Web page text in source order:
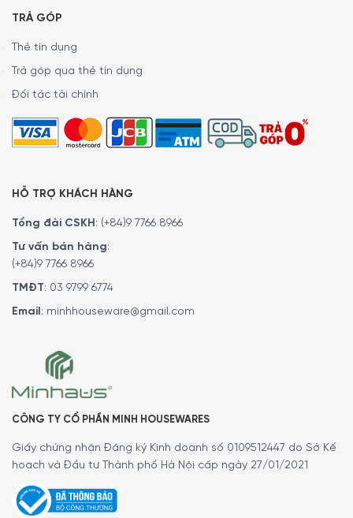
TRẢ GÓP
Thẻ tín dụng
Trả góp qua thẻ tín dụng
Đối tác tài chính
HỖ TRỢ KHÁCH HÀNG
Tổng đài CSKH : (+84)9 7766 8966
Tư vấn bán hàng:
(+84)9 7766 8966
TMĐT: 03 9799 6774
Email : minhhouseware@gmail.com
CÔNG TY CỔ PHẦN MINH HOUSEWARES
Giấy chứng nhận Đăng ký Kinh doanh số 0109512447 do Sở Kế
hoạch và Đầu tư Thành phố Hà Nội cấp ngày 27/01/2021